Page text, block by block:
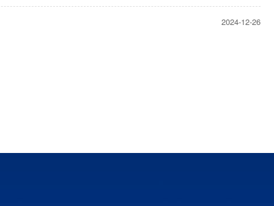
2024-12-26